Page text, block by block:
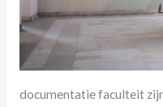
documentatie faculteit